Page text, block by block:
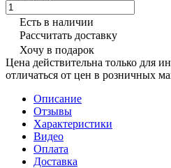
Есть в наличии
Рассчитать доставку
Хочу в подарок
Цена действительна только для
отличаться от цен в розничных
Описание
Отзывы
Характеристики
Видео
Оплата
Доставка